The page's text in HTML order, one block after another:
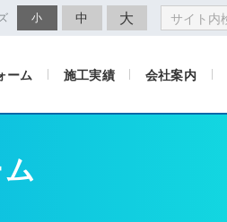
小 中 大
ーム 施工実績 会社案内